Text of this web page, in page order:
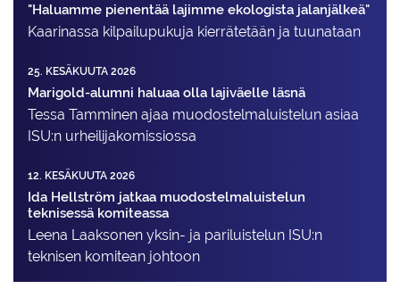
"Haluamme pienentää lajimme ekologista jalanjälkeä"
Kaarinassa kilpailupukuja kierrätetään ja tuunataan
25. KESÄKUUTA 2026
Marigold-alumni haluaa olla lajiväelle läsnä
Tessa Tamminen ajaa muodostelma­luistelun asiaa
ISU:n urheilija­komissiossa
12. KESÄKUUTA 2026
Ida Hellström jatkaa muodostelmaluistelun
teknisessä komiteassa
Leena Laaksonen yksin- ja pariluistelun ISU:n
teknisen komitean johtoon